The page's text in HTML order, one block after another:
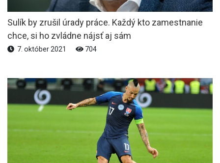
Sulík by zrušil úrady práce. Každý kto zamestnanie
chce, si ho zvládne nájsť aj sám
7. október 2021 704